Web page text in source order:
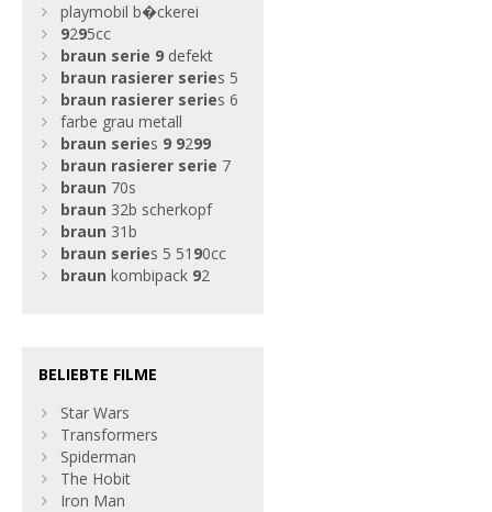
playmobil b�ckerei
9295cc
braun serie 9 defekt
braun rasierer series 5
braun rasierer series 6
farbe grau metall
braun series 9 9299
braun rasierer serie 7
braun 70s
braun 32b scherkopf
braun 31b
braun series 5 51 90cc
braun kombipack 92
BELIEBTE FILME
Star Wars
Transformers
Spiderman
The Hobit
Iron Man